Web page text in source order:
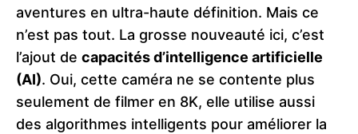
aventures en ultra-haute définition. Mais ce
n’est pas tout. La grosse nouveauté ici, c’est
l’ajout de capacités d’intelligence artificielle
(AI). Oui, cette caméra ne se contente plus
seulement de filmer en 8K, elle utilise aussi
des algorithmes intelligents pour améliorer la